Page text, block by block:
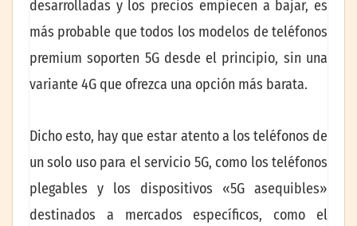
desarrolladas y los precios empiecen a bajar, es
más probable que todos los modelos de teléfonos
premium soporten 5G desde el principio, sin una
variante 4G que ofrezca una opción más barata.
Dicho esto, hay que estar atento a los teléfonos de
un solo uso para el servicio 5G, como los teléfonos
plegables y los dispositivos «5G asequibles»
destinados a mercados específicos, como el